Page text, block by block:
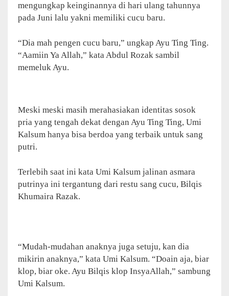
mengungkap keinginannya di hari ulang tahunnya
pada Juni lalu yakni memiliki cucu baru.
“Dia mah pengen cucu baru,” ungkap Ayu Ting Ting.
“Aamiin Ya Allah,” kata Abdul Rozak sambil
memeluk Ayu.
Meski meski masih merahasiakan identitas sosok
pria yang tengah dekat dengan Ayu Ting Ting, Umi
Kalsum hanya bisa berdoa yang terbaik untuk sang
putri.
Terlebih saat ini kata Umi Kalsum jalinan asmara
putrinya ini tergantung dari restu sang cucu, Bilqis
Khumaira Razak.
“Mudah-mudahan anaknya juga setuju, kan dia
mikirin anaknya,” kata Umi Kalsum. “Doain aja, biar
klop, biar oke. Ayu Bilqis klop InsyaAllah,” sambung
Umi Kalsum.